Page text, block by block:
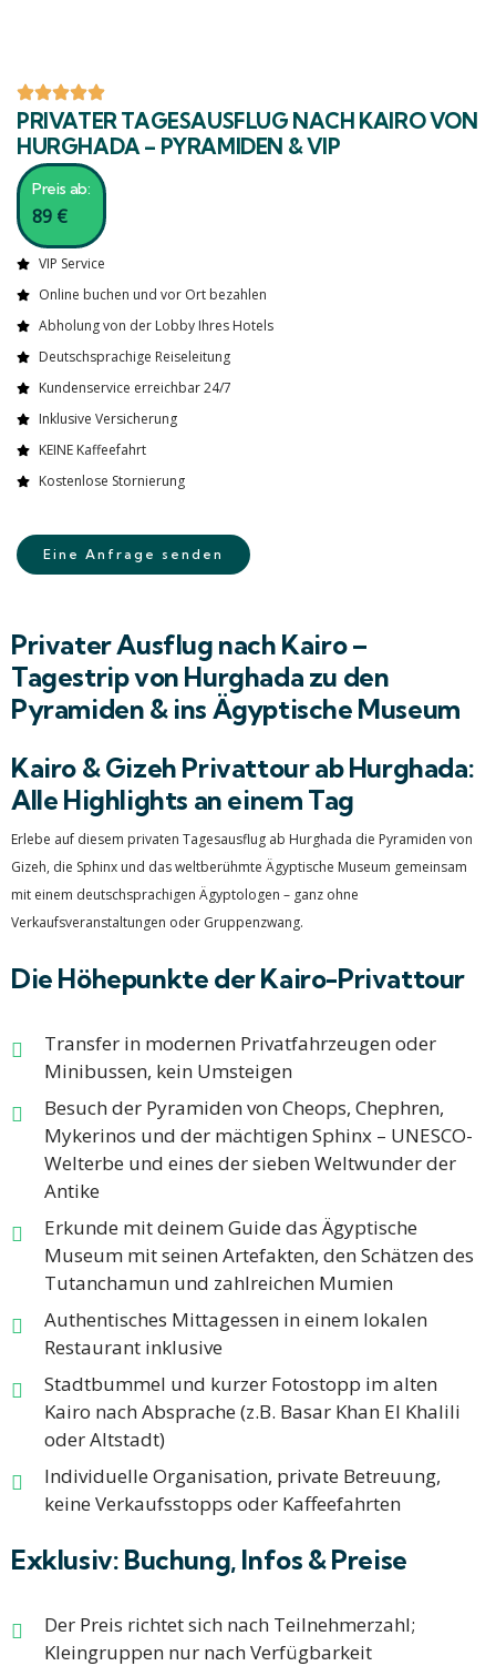
PRIVATER TAGESAUSFLUG NACH KAIRO VON
HURGHADA – PYRAMIDEN & VIP
Preis ab:
89 €
VIP Service
Online buchen und vor Ort bezahlen
Abholung von der Lobby Ihres Hotels
Deutschsprachige Reiseleitung
Kundenservice erreichbar 24/7
Inklusive Versicherung
KEINE Kaffeefahrt
Kostenlose Stornierung
Eine Anfrage senden
Privater Ausflug nach Kairo –
Tagestrip von Hurghada zu den
Pyramiden & ins Ägyptische Museum
Kairo & Gizeh Privattour ab Hurghada:
Alle Highlights an einem Tag
Erlebe auf diesem privaten Tagesausflug ab Hurghada die Pyramiden von
Gizeh, die Sphinx und das weltberühmte Ägyptische Museum gemeinsam
mit einem deutschsprachigen Ägyptologen – ganz ohne
Verkaufsveranstaltungen oder Gruppenzwang.​
Die Höhepunkte der Kairo-Privattour
Transfer in modernen Privatfahrzeugen oder
Minibussen, kein Umsteigen​
Besuch der Pyramiden von Cheops, Chephren,
Mykerinos und der mächtigen Sphinx – UNESCO-
Welterbe und eines der sieben Weltwunder der
Antike
Erkunde mit deinem Guide das Ägyptische
Museum mit seinen Artefakten, den Schätzen des
Tutanchamun und zahlreichen Mumien
Authentisches Mittagessen in einem lokalen
Restaurant inklusive​
Stadtbummel und kurzer Fotostopp im alten
Kairo nach Absprache (z.B. Basar Khan El Khalili
oder Altstadt)
Individuelle Organisation, private Betreuung,
keine Verkaufsstopps oder Kaffeefahrten
Exklusiv: Buchung, Infos & Preise
Der Preis richtet sich nach Teilnehmerzahl;
Kleingruppen nur nach Verfügbarkeit​